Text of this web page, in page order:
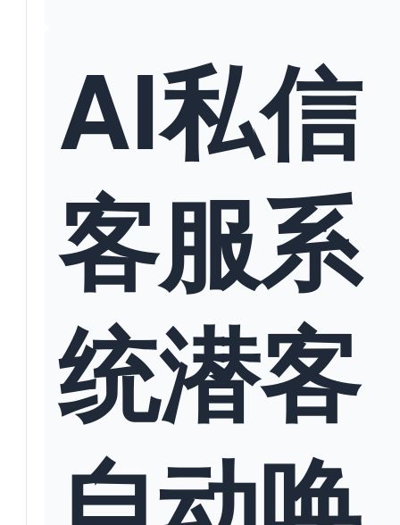
AI私信
客服系
统潜客